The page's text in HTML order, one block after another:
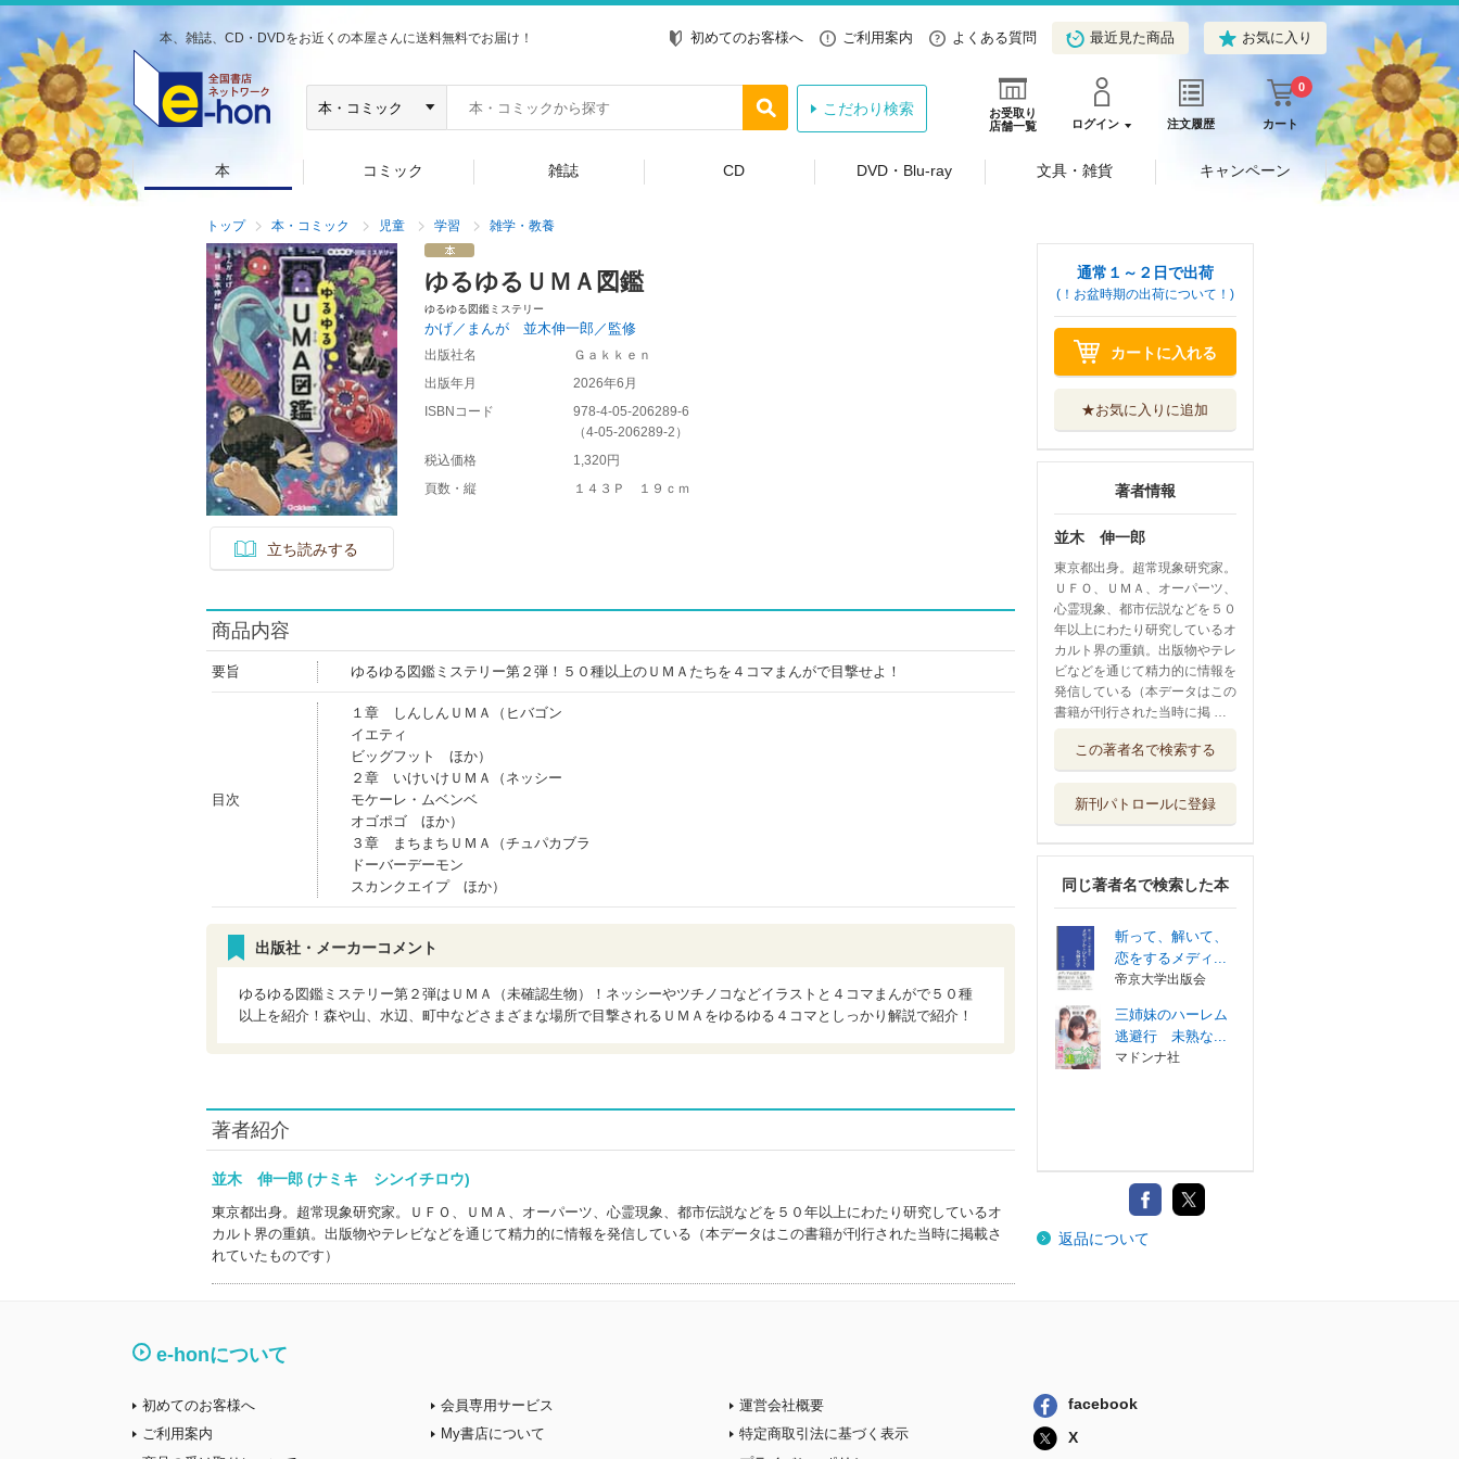
本、雑誌、CD・DVDをお近くの本屋さんに送料無料でお届け！ 初めてのお客様へ ご利用案内 よくある質問 最近見た商品 お気に入り
お受取り
店舗一覧
ログイン 注文履歴 カート
0
こだわり検索
本 コミック 雑誌 CD DVD・Blu-ray 文具・雑貨 キャンペーン
トップ 本・コミック 児童 学習 雑学・教養
立ち読みする
ゆるゆるＵＭＡ図鑑
ゆるゆる図鑑ミステリー
かげ／まんが 並木伸一郎／監修
出版社名
Ｇａｋｋｅｎ
出版年月
2026年6月
ISBNコード
978-4-05-206289-6
（4-05-206289-2 ）
税込価格
1,320円
頁数・縦
１４３Ｐ １９ｃｍ
商品内容
要旨 ゆるゆる図鑑ミステリー第２弾！５０種以上のＵＭＡたちを４コマまんがで目撃せよ！
目次
１章 しんしんＵＭＡ（ヒバゴン
イエティ
ビッグフット ほか）
２章 いけいけＵＭＡ（ネッシー
モケーレ・ムベンベ
オゴポゴ ほか）
３章 まちまちＵＭＡ（チュパカブラ
ドーバーデーモン
スカンクエイプ ほか）
出版社・メーカーコメント
ゆるゆる図鑑ミステリー第２弾はＵＭＡ（未確認生物）！ネッシーやツチノコなどイラストと４コマまんがで５０種
以上を紹介！森や山、水辺、町中などさまざまな場所で目撃されるＵＭＡをゆるゆる４コマとしっかり解説で紹介！
著者紹介
並木 伸一郎 (ナミキ シンイチロウ)
東京都出身。超常現象研究家。ＵＦＯ、ＵＭＡ、オーパーツ、心霊現象、都市伝説などを５０年以上にわたり研究しているオ
カルト界の重鎮。出版物やテレビなどを通じて精力的に情報を発信している（本データはこの書籍が刊行された当時に掲載さ
れていたものです）
通常１～２日で出荷
(！お盆時期の出荷について！)
カートに入れる
★お気に入りに追加
著者情報
並木 伸一郎
東京都出身。超常現象研究家。
ＵＦＯ、ＵＭＡ、オーパーツ、
心霊現象、都市伝説などを５０
年以上にわたり研究しているオ
カルト界の重鎮。出版物やテレ
ビなどを通じて精力的に情報を
発信している（本データはこの
書籍が刊行された当時に掲 …
この著者名で検索する
新刊パトロールに登録
同じ著者名で検索した本
斬って、解いて、
恋をするメディ...
帝京大学出版会
三姉妹のハーレム
逃避行 未熟な...
マドンナ社
返品について
e-honについて
初めてのお客様へ
ご利用案内
会員専用サービス
My書店について
運営会社概要
特定商取引法に基づく表示
facebook
X